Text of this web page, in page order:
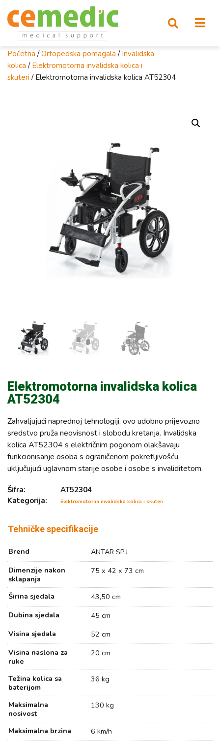
Početna /Ortopedska pomagala / Invalidska
kolica / Elektromotorna invalidska kolica i
skuteri / Elektromotorna invalidska kolica AT52304
Elektromotorna invalidska kolica
AT52304
Zahvaljujući naprednoj tehnologiji, ovo udobno prijevozno
sredstvo pruža neovisnost i slobodu kretanja. Invalidska
kolica AT52304 s električnim pogonom olakšavaju
funkcionisanje osoba s ograničenom pokretljivošću,
uključujući uglavnom starije osobe i osobe s invaliditetom.
Šifra:
AT52304
Kategorija:
Elektromotorna invalidska kolica i skuteri
Tehničke specifikacije
Brend
ANTAR SP.J
Dimenzije nakon
sklapanja
75 x 42 x 73 cm
Širina sjedala
43,50 cm
Dubina sjedala
45 cm
Visina sjedala
52 cm
Visina naslona za
ruke
20 cm
Težina kolica sa
baterijom
36 kg
Maksimalna
nosivost
130 kg
Maksimalna brzina
6 km/h